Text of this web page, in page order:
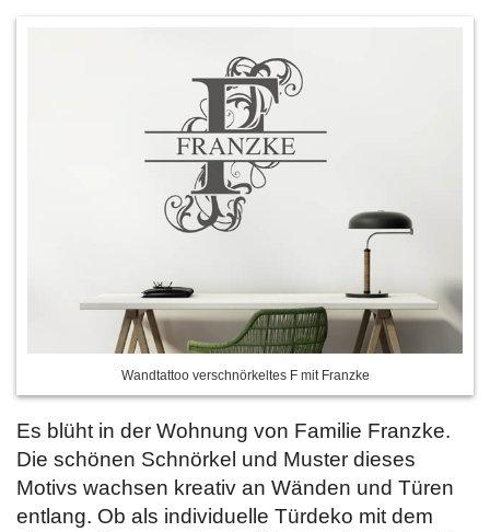
Wandtattoo verschnörkeltes F mit Franzke
Es blüht in der Wohnung von Familie Franzke.
Die schönen Schnörkel und Muster dieses
Motivs wachsen kreativ an Wänden und Türen
entlang. Ob als individuelle Türdeko mit dem